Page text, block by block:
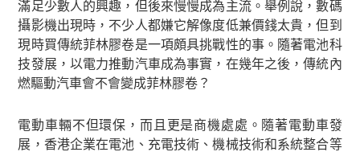
滿足少數人的興趣，但後來慢慢成為主流。舉例說，數碼
攝影機出現時，不少人都嫌它解像度低兼價錢太貴，但到
現時買傳統菲林膠卷是一項頗具挑戰性的事。隨著電池科
技發展，以電力推動汽車成為事實，在幾年之後，傳統內
燃驅動汽車會不會變成菲林膠卷？
電動車輛不但環保，而且更是商機處處。隨著電動車發
展，香港企業在電池、充電技術、機械技術和系統整合等